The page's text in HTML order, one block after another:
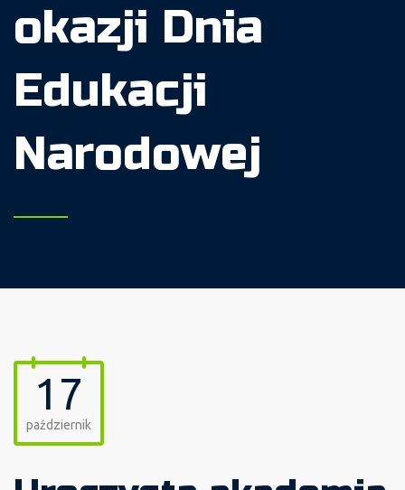
okazji Dnia
Edukacji
Narodowej
17
październik